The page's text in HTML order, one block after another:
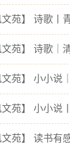
文苑】 诗歌丨
文苑】 诗歌｜
文苑】 小小说
文苑】 小小说
文苑】 读书